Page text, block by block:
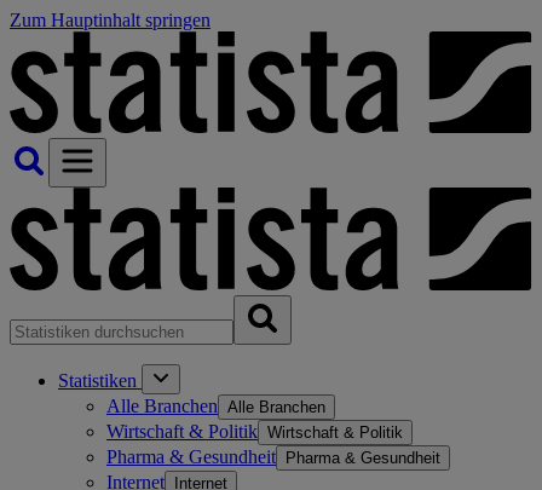
Zum Hauptinhalt springen
Statistiken
Alle Branchen Alle Branchen
Wirtschaft & Politik Wirtschaft & Politik
Pharma & Gesundheit Pharma & Gesundheit
Internet Internet